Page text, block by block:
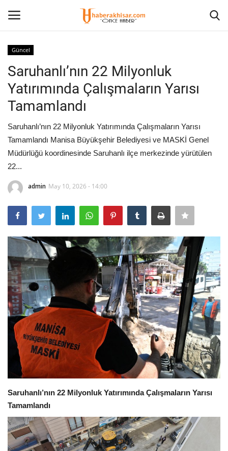
Anasayfa
Ekonomi
Eğitim
Magazin
Spor
İletişim
Siyaset
Sağlık
Kültür Sanat
Güncel
Galeri
Güncel
Saruhanlı’nın 22 Milyonluk
Yatırımında Çalışmaların Yarısı
Tamamlandı
Saruhanlı’nın 22 Milyonluk Yatırımında Çalışmaların Yarısı
Tamamlandı Manisa Büyükşehir Belediyesi ve MASKİ Genel
Müdürlüğü koordinesinde Saruhanlı ilçe merkezinde yürütülen
22...
admin May 10, 2026 - 14:00
Saruhanlı’nın 22 Milyonluk Yatırımında Çalışmaların Yarısı
Tamamlandı